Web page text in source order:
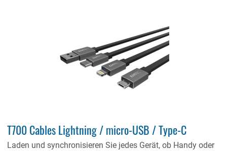
T700 Cables Lightning / micro-USB / Type-C
Laden und synchronisieren Sie jedes Gerät, ob Handy oder